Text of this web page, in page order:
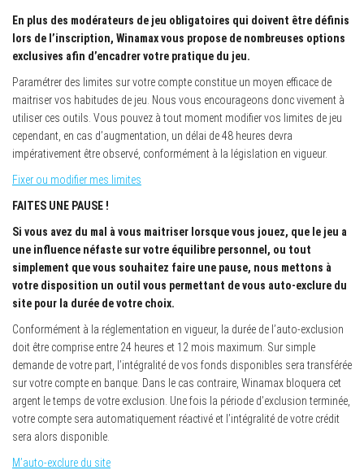
En plus des modérateurs de jeu obligatoires qui doivent être définis
lors de l’inscription, Winamax vous propose de nombreuses options
exclusives afin d’encadrer votre pratique du jeu.
Paramétrer des limites sur votre compte constitue un moyen efficace de
maitriser vos habitudes de jeu. Nous vous encourageons donc vivement à
utiliser ces outils. Vous pouvez à tout moment modifier vos limites de jeu
cependant, en cas d’augmentation, un délai de 48 heures devra
impérativement être observé, conformément à la législation en vigueur.
Fixer ou modifier mes limites
FAITES UNE PAUSE !
Si vous avez du mal à vous maitriser lorsque vous jouez, que le jeu a
une influence néfaste sur votre équilibre personnel, ou tout
simplement que vous souhaitez faire une pause, nous mettons à
votre disposition un outil vous permettant de vous auto-exclure du
site pour la durée de votre choix.
Conformément à la réglementation en vigueur, la durée de l’auto-exclusion
doit être comprise entre 24 heures et 12 mois maximum. Sur simple
demande de votre part, l’intégralité de vos fonds disponibles sera transférée
sur votre compte en banque. Dans le cas contraire, Winamax bloquera cet
argent le temps de votre exclusion. Une fois la période d’exclusion terminée,
votre compte sera automatiquement réactivé et l’intégralité de votre crédit
sera alors disponible.
M’auto-exclure du site